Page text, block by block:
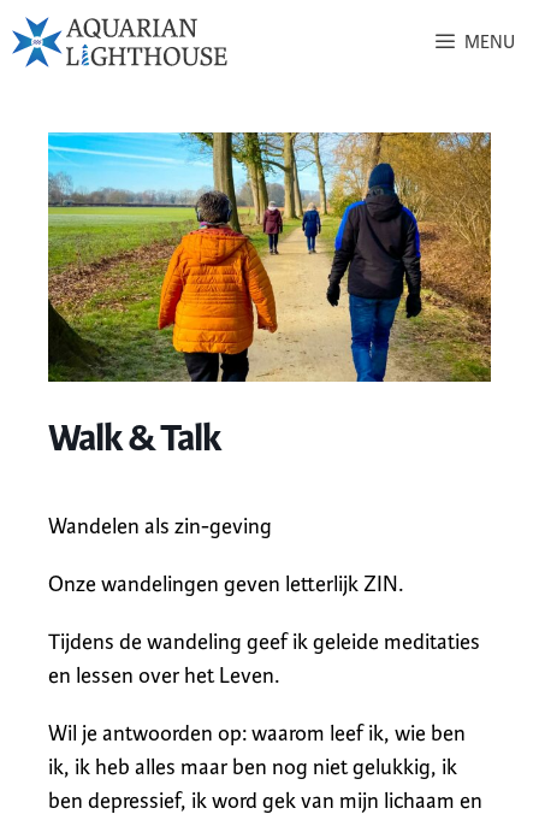
MENU
Walk & Talk
Wandelen als zin-geving
Onze wandelingen geven letterlijk ZIN.
Tijdens de wandeling geef ik geleide meditaties
en lessen over het Leven.
Wil je antwoorden op: waarom leef ik, wie ben
ik, ik heb alles maar ben nog niet gelukkig, ik
ben depressief, ik word gek van mijn lichaam en